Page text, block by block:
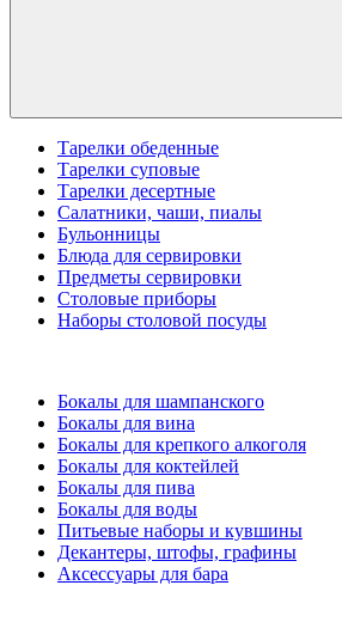
Тарелки обеденные
Тарелки суповые
Тарелки десертные
Салатники, чаши, пиалы
Бульонницы
Блюда для сервировки
Предметы сервировки
Столовые приборы
Наборы столовой посуды
Бокалы для шампанского
Бокалы для вина
Бокалы для крепкого алкоголя
Бокалы для коктейлей
Бокалы для пива
Бокалы для воды
Питьевые наборы и кувшины
Декантеры, штофы, графины
Аксессуары для бара